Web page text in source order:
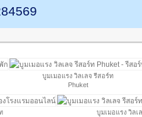
บูมเมอแรง วิลเลจ รีสอร์ท
Phuket
บูมเมอแรง วิลเ